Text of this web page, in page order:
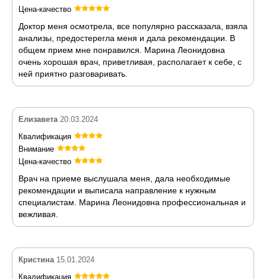
Цена-качество
Доктор меня осмотрела, все популярно рассказала, взяла
анализы, предостерегла меня и дала рекомендации. В
общем прием мне понравился. Марина Леонидовна
очень хорошая врач, приветливая, располагает к себе, с
ней приятно разговаривать.
Елизавета 20.03.2024
Квалификация
Внимание
Цена-качество
Врач на приеме выслушала меня, дала необходимые
рекомендации и выписала направление к нужным
специалистам. Марина Леонидовна профессиональная и
вежливая.
Кристина 15.01.2024
Квалификация